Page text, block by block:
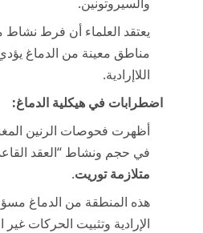
يعتقد العلماء أن فرط نشاط
مناطق معينة من الدماغ
اللاإرادية.
اضطرابات في هيكلية الدماغ:
أظهرت فحوصات الرنين
في حجم ونشاط “العقد
متلازمة توريت.
هذه المنطقة من الدماغ
الإرادية وتثبيت الحركات